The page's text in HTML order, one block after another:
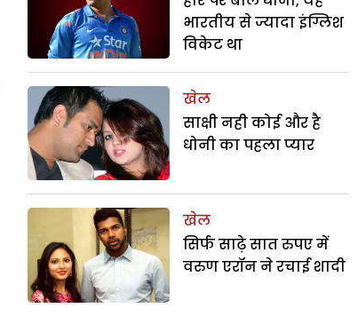
भारतीय से ज्यादा इंग्लिश
विकेट था
खेल
साक्षी नही कोई और है
धोनी का पहला प्यार
खेल
सिर्फ साढ़े सात रुपए में
वरुण एरॉन ने रचाई शादी